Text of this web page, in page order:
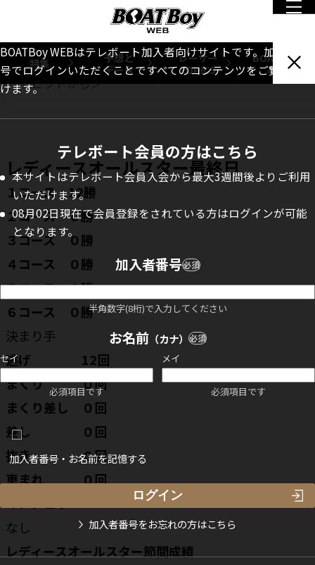
特集
予想と
データ
レーサー
TOPICS
BOATBoy
本誌
BOATBoy WEBはテレボート加入者向けサイトです。加入者番
号でログインいただくことですべてのコンテンツをご覧いただ
けます。
テレボート会員の方はこちら
本サイトはテレボート会員入会から最大3週間後よりご利用
いただけます。
08月02日現在で会員登録をされている方はログインが可能
となります。
加入者番号必須
半角数字(8桁)で入力してください
お名前（カナ） 必須
セイ
必須項目です
メイ
必須項目です
加入者番号・お名前を記憶する
加入者番号をお忘れの方はこちら
レディースオールスター最終日
＜優勝戦＞
＜ピットから＞
レディースオールスター最終日
１コース 12勝
２コース ０勝
３コース ０勝
４コース ０勝
５コース ０勝
６コース ０勝
決まり手
逃げ 12回
まくり ０回
まくり差し ０回
差し ０回
抜き ０回
恵まれ ０回
マンシュウ
なし
レディースオールスター節間成績